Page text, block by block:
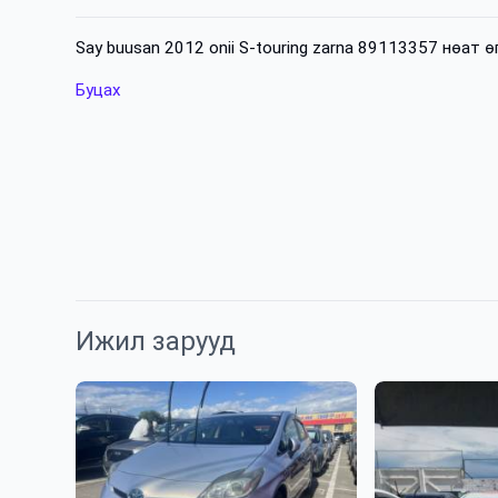
Say buusan 2012 onii S-touring zarna 89113357 нөат
Буцах
Ижил зарууд